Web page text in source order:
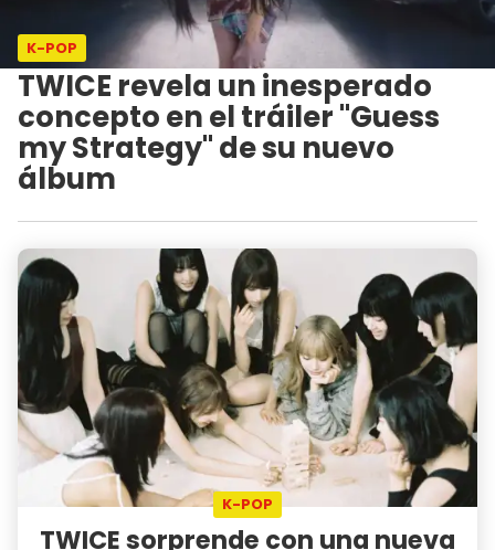
K-POP
TWICE revela un inesperado
concepto en el tráiler "Guess
my Strategy" de su nuevo
álbum
K-POP
TWICE sorprende con una nueva